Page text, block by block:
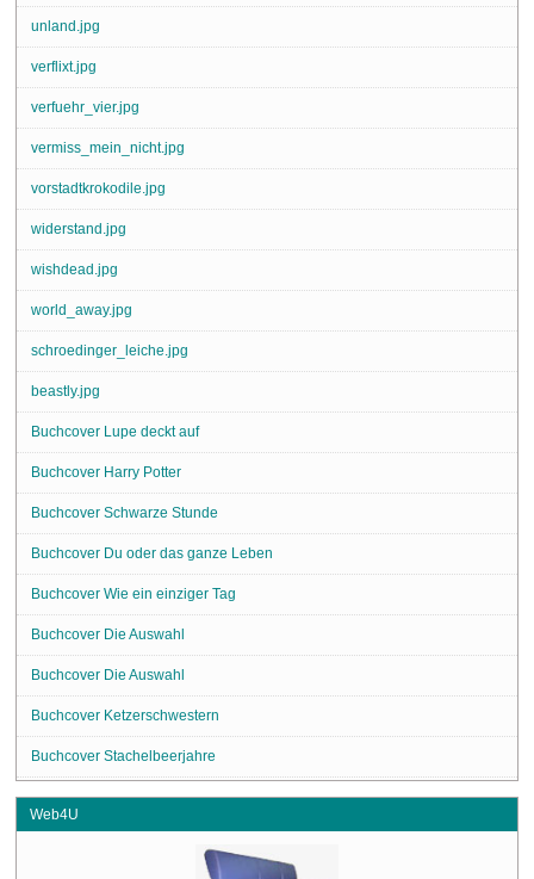
unland.jpg
verflixt.jpg
verfuehr_vier.jpg
vermiss_mein_nicht.jpg
vorstadtkrokodile.jpg
widerstand.jpg
wishdead.jpg
world_away.jpg
schroedinger_leiche.jpg
beastly.jpg
Buchcover Lupe deckt auf
Buchcover Harry Potter
Buchcover Schwarze Stunde
Buchcover Du oder das ganze Leben
Buchcover Wie ein einziger Tag
Buchcover Die Auswahl
Buchcover Die Auswahl
Buchcover Ketzerschwestern
Buchcover Stachelbeerjahre
Web4U